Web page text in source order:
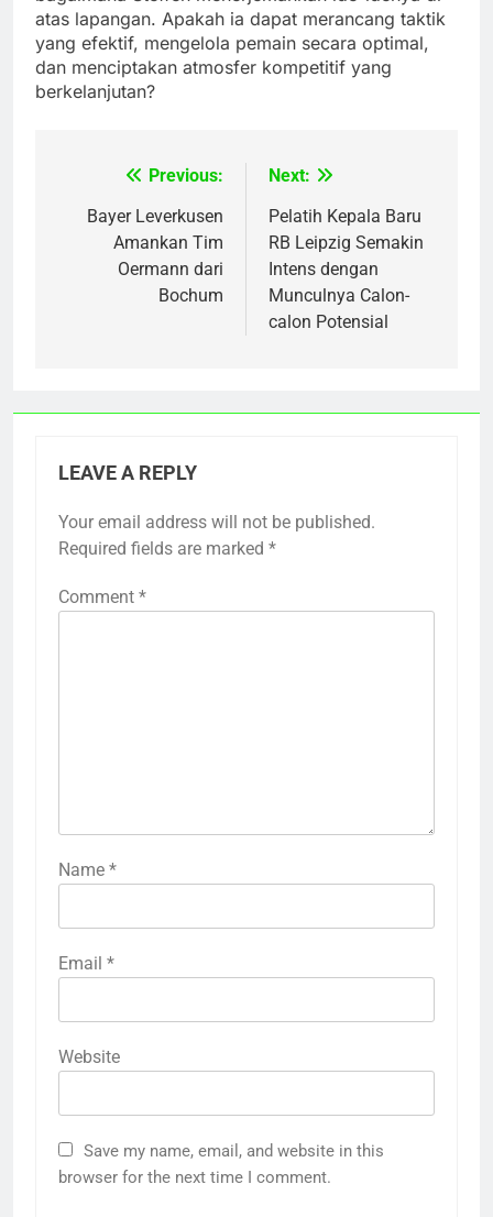
atas lapangan. Apakah ia dapat merancang taktik
yang efektif, mengelola pemain secara optimal,
dan menciptakan atmosfer kompetitif yang
berkelanjutan?
navigation
Previous:
Bayer Leverkusen
Amankan Tim
Oermann dari
Bochum
Next:
Pelatih Kepala Baru
RB Leipzig Semakin
Intens dengan
Munculnya Calon-
calon Potensial
LEAVE A REPLY
Your email address will not be published.
Required fields are marked *
Comment *
Name *
Email *
Website
Save my name, email, and website in this
browser for the next time I comment.